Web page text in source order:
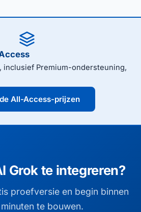
inclusief Premium-ondersteuning,
All-Access-prijzen
Grok te integreren?
proefversie en begin binnen
te bouwen.